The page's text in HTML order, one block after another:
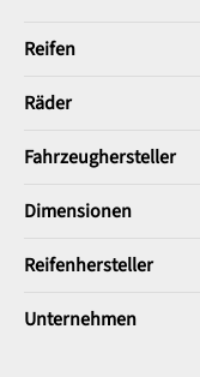
Reifen
Räder
Fahrzeughersteller
Dimensionen
Reifenhersteller
Unternehmen